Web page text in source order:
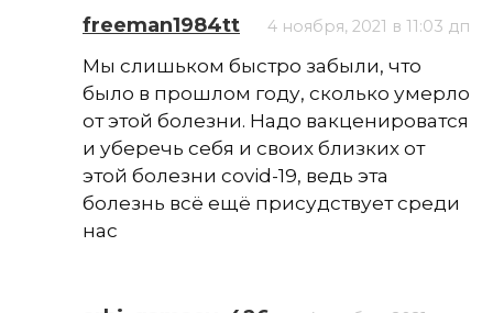
freeman1984tt 4 ноября, 2021 в 11:03 дп
Мы слишьком быстро забыли, что
было в прошлом году, сколько умерло
от этой болезни. Надо вакценироватся
и уберечь себя и своих близких от
этой болезни covid-19, ведь эта
болезнь всё ещё присудствует среди
нас